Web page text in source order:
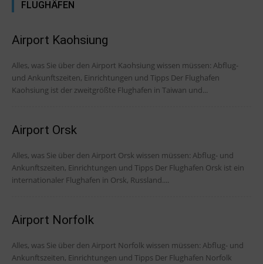
FLUGHÄFEN
Airport Kaohsiung
Alles, was Sie über den Airport Kaohsiung wissen müssen: Abflug-
und Ankunftszeiten, Einrichtungen und Tipps Der Flughafen
Kaohsiung ist der zweitgrößte Flughafen in Taiwan und...
Airport Orsk
Alles, was Sie über den Airport Orsk wissen müssen: Abflug- und
Ankunftszeiten, Einrichtungen und Tipps Der Flughafen Orsk ist ein
internationaler Flughafen in Orsk, Russland....
Airport Norfolk
Alles, was Sie über den Airport Norfolk wissen müssen: Abflug- und
Ankunftszeiten, Einrichtungen und Tipps Der Flughafen Norfolk